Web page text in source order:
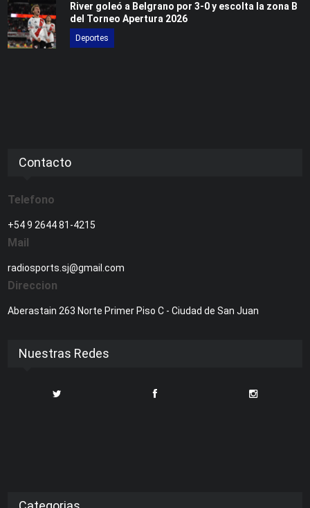
River goleó a Belgrano por 3-0 y escolta la zona B
del Torneo Apertura 2026
Deportes
Contacto
Telefono
+54 9 2644 81-4215
Mail
radiosports.sj@gmail.com
Direccion
Aberastain 263 Norte Primer Piso C - Ciudad de San Juan
Nuestras Redes